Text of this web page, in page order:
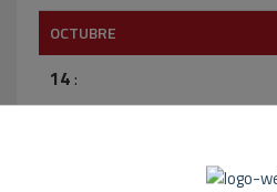
OCTUBRE
14 :
Curso especializado sobre el
Formación